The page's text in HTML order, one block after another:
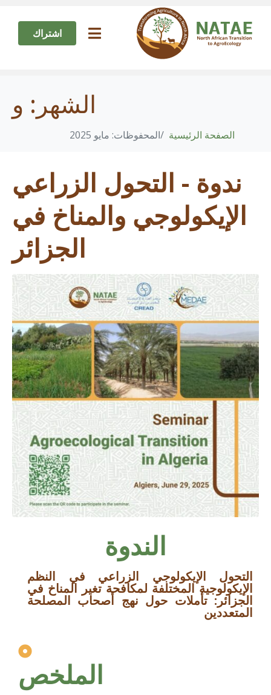
اشتراك
الشهر: و
الصفحة الرئيسية المحفوظات: مايو 2025
ندوة - التحول الزراعي
الإيكولوجي والمناخ في
الجزائر
الندوة
التحول الإيكولوجي الزراعي في النظم
الإيكولوجية المختلفة لمكافحة تغير المناخ في
الجزائر: تأملات حول نهج أصحاب المصلحة
المتعددين
الملخص